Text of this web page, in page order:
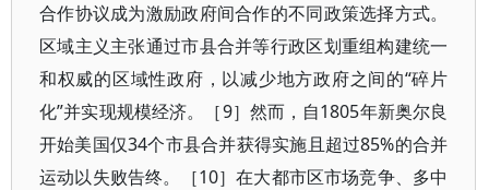
合作协议成为激励政府间合作的不同政策选择方式。
区域主义主张通过市县合并等行政区划重组构建统一
和权威的区域性政府，以减少地方政府之间的“碎片
化”并实现规模经济。［9］然而，自1805年新奥尔良
开始美国仅34个市县合并获得实施且超过85%的合并
运动以失败告终。［10］在大都市区市场竞争、多中